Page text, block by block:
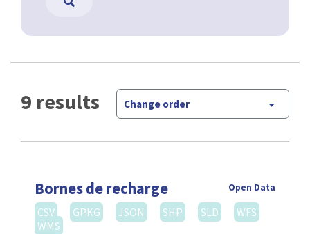
9 results Change order
Bornes de recharge Open Data
CSV GPKG JSON SHP SLD
WFS
WMS